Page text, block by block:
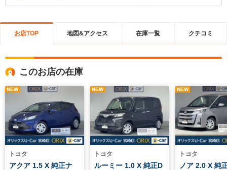
お店TOP 地図&アクセス 在庫一覧 クチコミ
このお店の在庫
NEW
トヨタ
アクア 1.5 X 純正ナ
NEW
トヨタ
ルーミー 1.0 X 純正D
NEW
トヨタ
ノア 2.0 X 純